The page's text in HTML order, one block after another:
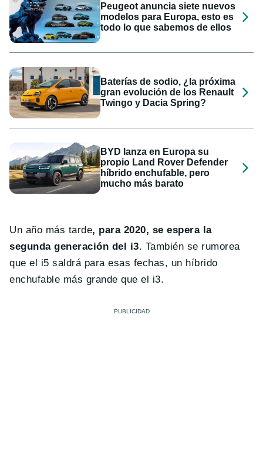
Peugeot anuncia siete nuevos
modelos para Europa, esto es
todo lo que sabemos de ellos
Baterías de sodio, ¿la próxima
gran evolución de los Renault
Twingo y Dacia Spring?
BYD lanza en Europa su
propio Land Rover Defender
híbrido enchufable, pero
mucho más barato
Un año más tarde, para 2020, se espera la
segunda generación del i3. También se rumorea
que el i5 saldrá para esas fechas, un híbrido
enchufable más grande que el i3.